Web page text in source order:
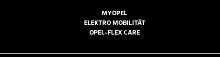
MYOPEL
ELEKTRO MOBILITÄT
OPEL-FLEX CARE